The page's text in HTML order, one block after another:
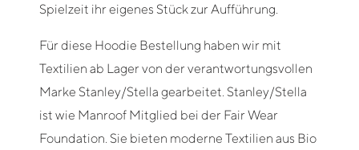
Spielzeit ihr eigenes Stück zur Aufführung.
Für diese Hoodie Bestellung haben wir mit
Textilien ab Lager von der verantwortungsvollen
Marke Stanley/Stella gearbeitet. Stanley/Stella
ist wie Manroof Mitglied bei der Fair Wear
Foundation. Sie bieten moderne Textilien aus Bio